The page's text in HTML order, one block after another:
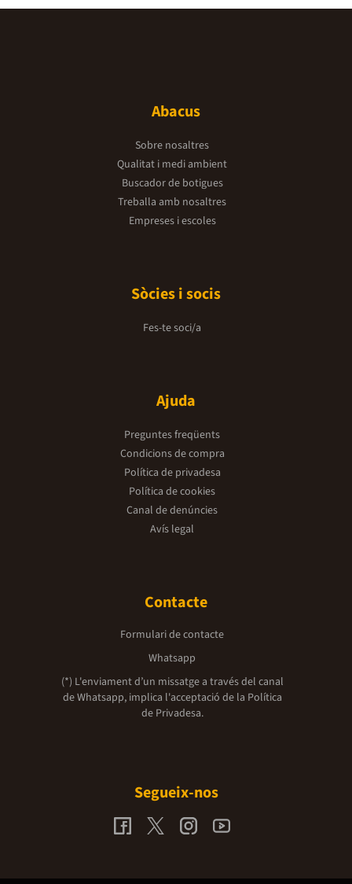
Abacus
Sobre nosaltres
Qualitat i medi ambient
Buscador de botigues
Treballa amb nosaltres
Empreses i escoles
Sòcies i socis
Fes-te soci/a
Ajuda
Preguntes freqüents
Condicions de compra
Política de privadesa
Política de cookies
Canal de denúncies
Avís legal
Contacte
Formulari de contacte
Whatsapp
(*) L'enviament d’un missatge a través del canal
de Whatsapp, implica l'acceptació de la Política
de Privadesa.
Segueix-nos